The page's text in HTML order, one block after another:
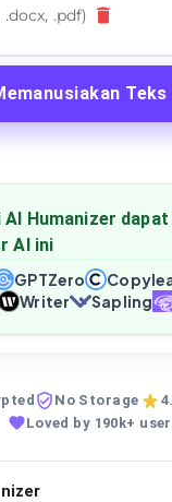
.docx, .pdf)
Teks
AI Humanizer
AI ini
GPTZero
Writer Sapling
No Storage
Loved by 190k+